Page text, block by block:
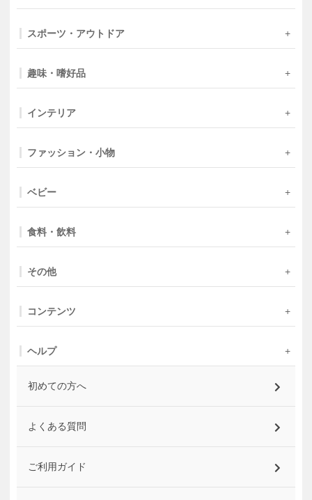
スポーツ・アウトドア
趣味・嗜好品
インテリア
ファッション・小物
ベビー
食料・飲料
その他
コンテンツ
ヘルプ
初めての方へ
よくある質問
ご利用ガイド